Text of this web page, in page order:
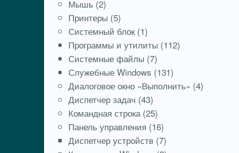
Мышь (2)
Принтеры (5)
Системный блок(1)
Программы и утилиты (112)
Системные файлы (7)
Служебные Windows (131)
Диалоговое окно «Выполнить» (4)
Диспетчер задач (43)
Командная строка(25)
Панель управления (16)
Диспетчер устройств (7)